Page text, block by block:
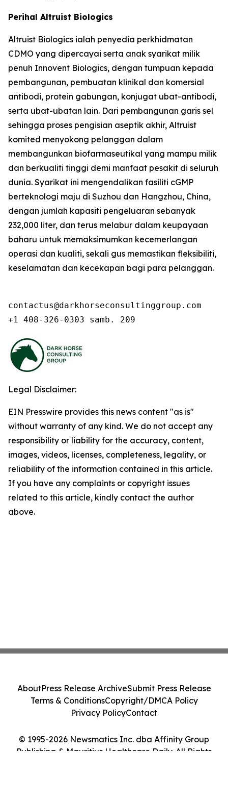
Perihal Altruist Biologics
Altruist Biologics ialah penyedia perkhidmatan
CDMO yang dipercayai serta anak syarikat milik
penuh Innovent Biologics, dengan tumpuan kepada
pembangunan, pembuatan klinikal dan komersial
antibodi, protein gabungan, konjugat ubat-antibodi,
serta ubat-ubatan lain. Dari pembangunan garis sel
sehingga proses pengisian aseptik akhir, Altruist
komited menyokong pelanggan dalam
membangunkan biofarmaseutikal yang mampu milik
dan berkualiti tinggi demi manfaat pesakit di seluruh
dunia. Syarikat ini mengendalikan fasiliti cGMP
berteknologi maju di Suzhou dan Hangzhou, China,
dengan jumlah kapasiti pengeluaran sebanyak
232,000 liter, dan terus melabur dalam keupayaan
baharu untuk memaksimumkan kecemerlangan
operasi dan kualiti, sekali gus memastikan fleksibiliti,
keselamatan dan kecekapan bagi para pelanggan.
contactus@darkhorseconsultinggroup.com
+1 408-326-0303 samb. 209
Legal Disclaimer:
EIN Presswire provides this news content "as is"
without warranty of any kind. We do not accept any
responsibility or liability for the accuracy, content,
images, videos, licenses, completeness, legality, or
reliability of the information contained in this article.
If you have any complaints or copyright issues
related to this article, kindly contact the author
above.
© 1995-2026 Newsmatics Inc. dba Affinity Group
Publishing & Mauritius Healthcare Daily. All Rights
AboutPress Release ArchiveSubmit Press Release
Terms & ConditionsCopyright/DMCA Policy
Privacy PolicyContact